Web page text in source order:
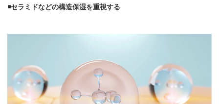
◾️セラミドなどの構造保湿を重視する